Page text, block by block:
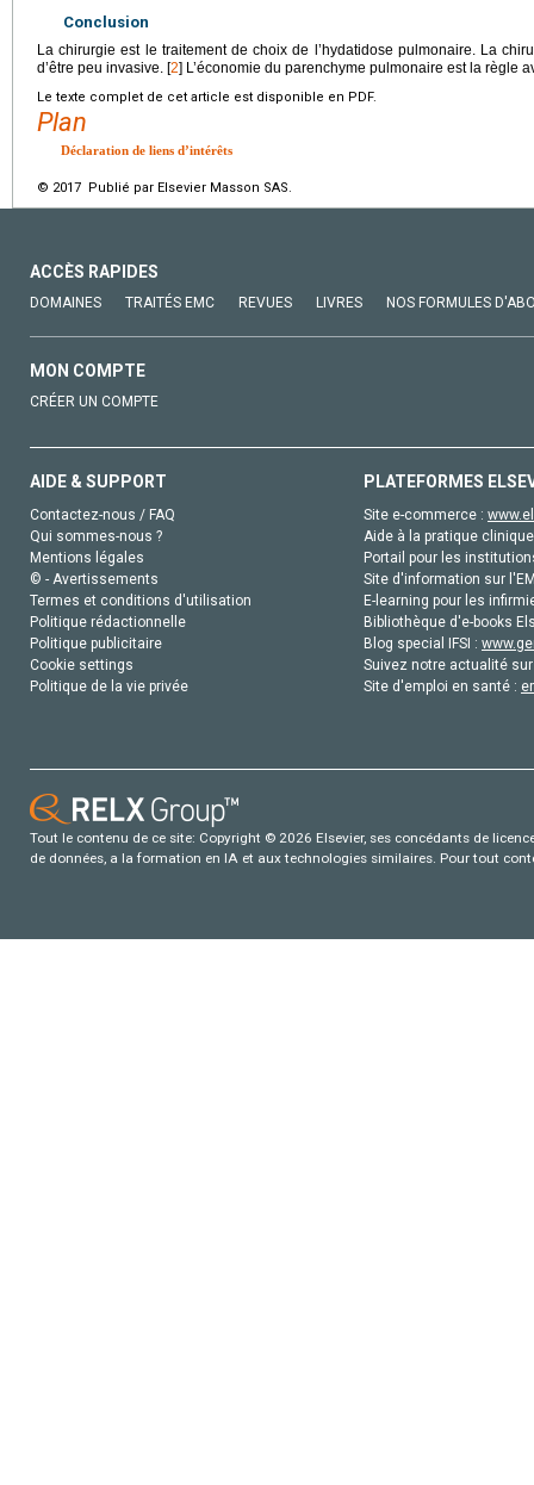
Conclusion
La chirurgie est le traitement de choix de l’hydatidose pulmonaire. La
d’être peu invasive. [2] L’économie du parenchyme pulmonaire est la règle
Le texte complet de cet article est disponible en PDF.
Plan
Déclaration de liens d’intérêts
© 2017 Publié par Elsevier Masson SAS.
ACCÈS RAPIDES
DOMAINES TRAITÉS EMC REVUES LIVRES NOS FORMULES
MON COMPTE
CRÉER UN COMPTE
AIDE & SUPPORT
Contactez-nous / FAQ
Qui sommes-nous ?
Mentions légales
© - Avertissements
Termes et conditions d'utilisation
Politique rédactionnelle
Politique publicitaire
Cookie settings
Politique de la vie privée
PLATEFORMES
Site e-commerce :
Aide à la pratique
Portail pour les
Site d'information sur
E-learning pour les
Bibliothèque d'e-books
Blog special IFSI :
Suivez notre actualité
Site d'emploi en santé :
Tout le contenu de ce site: Copyright © 2026 Elsevier, ses concédants de
de données, a la formation en IA et aux technologies similaires. Pour tout